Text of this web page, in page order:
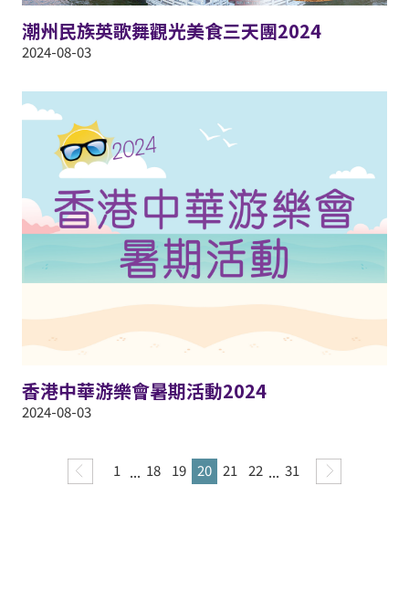
潮州民族英歌舞觀光美食三天團2024
2024-08-03
香港中華游樂會暑期活動2024
2024-08-03
1 ... 18 19 20 21 22 ... 31